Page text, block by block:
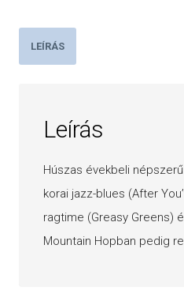
LEÍRÁS
Leírás
Húszas évekbeli
korai jazz-blues (After
ragtime (Greasy Greens)
Mountain Hopban pedig